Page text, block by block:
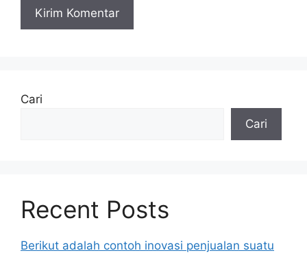
Cari
Cari
Recent Posts
Berikut adalah contoh inovasi penjualan suatu